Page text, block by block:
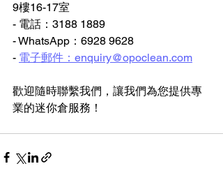
9樓16-17室
- 電話：3188 1889
- WhatsApp：6928 9628
- 電子郵件：enquiry@opoclean.com
歡迎隨時聯繫我們，讓我們為您提供專
業的迷你倉服務！